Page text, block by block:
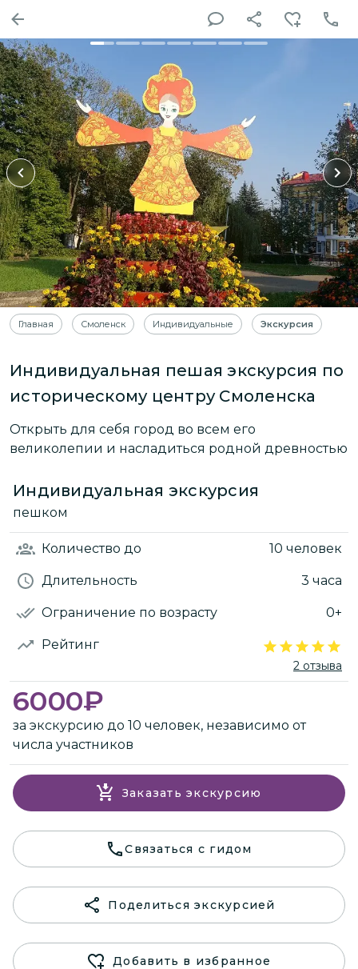
Главная Смоленск Индивидуальные Экскурсия
Индивидуальная пешая экскурсия по
историческому центру Смоленска
Открыть для себя город во всем его
великолепии и насладиться родной древностью
Индивидуальная экскурсия
пешком
Количество до 10 человек
Длительность 3 часа
Ограничение по возрасту 0+
Рейтинг
2 отзыва
6000₽
за экскурсию до 10 человек, независимо от
числа участников
Заказать экскурсию
Связаться с гидом
Поделиться экскурсией
Добавить в избранное